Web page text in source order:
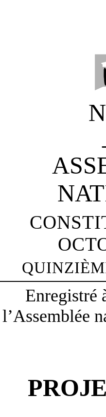
N
Enregistré
l’Assemblée